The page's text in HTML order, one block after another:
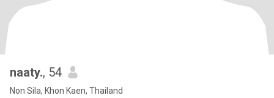
naaty., 54
Non Sila, Khon Kaen, Thailand